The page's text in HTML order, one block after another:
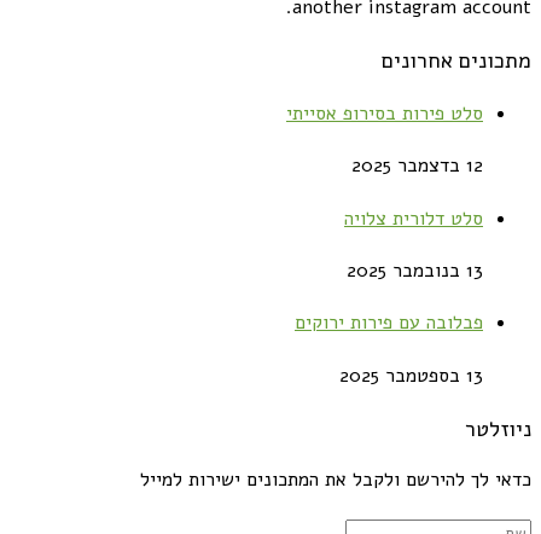
another instagram account.
מתכונים אחרונים
סלט פירות בסירופ אסייתי
12 בדצמבר 2025
סלט דלורית צלויה
13 בנובמבר 2025
פבלובה עם פירות ירוקים
13 בספטמבר 2025
ניוזלטר
כדאי לך להירשם ולקבל את המתכונים ישירות למייל